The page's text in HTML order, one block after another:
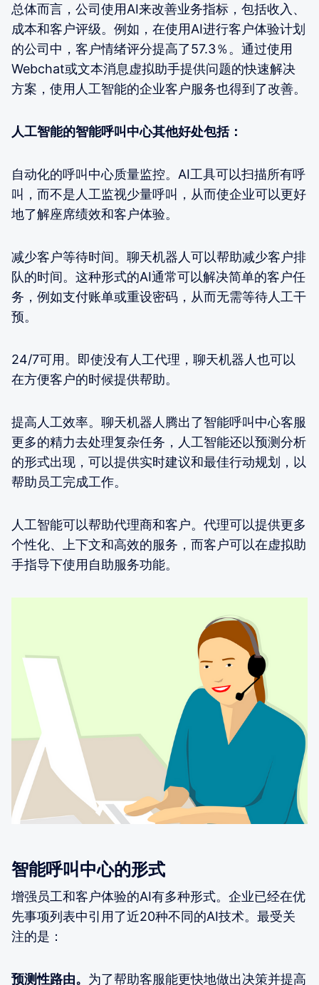
总体而言，公司使用AI来改善业务指标，包括收入、
成本和客户评级。例如，在使用AI进行客户体验计划
的公司中，客户情绪评分提高了57.3％。通过使用
Webchat或文本消息虚拟助手提供问题的快速解决
方案，使用人工智能的企业客户服务也得到了改善。
人工智能的智能呼叫中心其他好处包括：
自动化的呼叫中心质量监控。AI工具可以扫描所有呼
叫，而不是人工监视少量呼叫，从而使企业可以更好
地了解座席绩效和客户体验。
减少客户等待时间。聊天机器人可以帮助减少客户排
队的时间。这种形式的AI通常可以解决简单的客户任
务，例如支付账单或重设密码，从而无需等待人工干
预。
24/7可用。即使没有人工代理，聊天机器人也可以
在方便客户的时候提供帮助。
提高人工效率。聊天机器人腾出了智能呼叫中心客服
更多的精力去处理复杂任务，人工智能还以预测分析
的形式出现，可以提供实时建议和最佳行动规划，以
帮助员工完成工作。
人工智能可以帮助代理商和客户。代理可以提供更多
个性化、上下文和高效的服务，而客户可以在虚拟助
手指导下使用自助服务功能。
智能呼叫中心的形式
增强员工和客户体验的AI有多种形式。企业已经在优
先事项列表中引用了近20种不同的AI技术。最受关
注的是：
预测性路由。 为了帮助客服能更快地做出决策并提高